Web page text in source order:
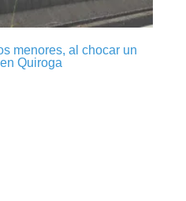
menores, al chocar un
Quiroga